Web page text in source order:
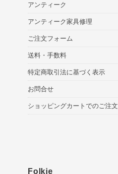
アンティーク
アンティーク家具修理
ご注文フォーム
送料・手数料
特定商取引法に基づく表示
お問合せ
ショッピングカートでのご注文
Folkie